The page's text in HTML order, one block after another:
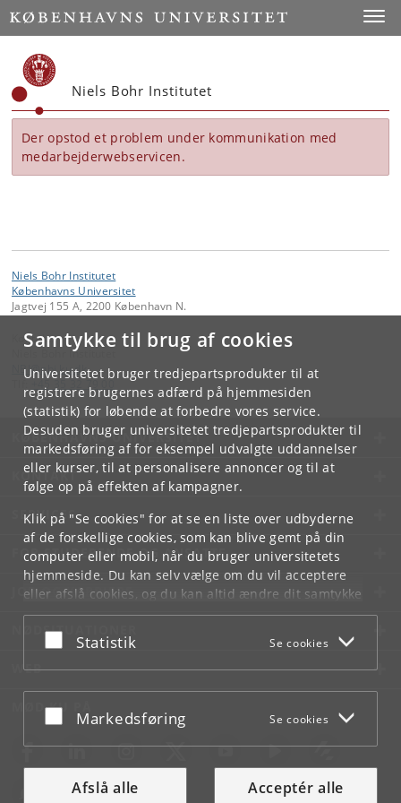
Samtykke til brug af cookies
Universitetet bruger tredjepartsprodukter til at
registrere brugernes adfærd på hjemmesiden
(statistik) for løbende at forbedre vores service.
Desuden bruger universitetet tredjepartsprodukter til
markedsføring af for eksempel udvalgte uddannelser
eller kurser, til at personalisere annoncer og til at
følge op på effekten af kampagner.
Klik på "Se cookies" for at se en liste over udbyderne
af de forskellige cookies, som kan blive gemt på din
computer eller mobil, når du bruger universitetets
hjemmeside. Du kan selv vælge om du vil acceptere
eller afslå cookies, og du kan altid ændre dit samtykke
underCookie- og privatlivspolitiksom du finder i
bunden af hver side.
Acceptér eller afslå
Statistik Se cookies
Acceptér eller afslå
Markedsføring Se cookies
Afslå alle Acceptér alle
Start
Niels Bohr Institutet
Der opstod et problem under kommunikation med
medarbejderwebservicen.
Niels Bohr Institutet
Københavns Universitet
Jagtvej 155 A, 2200 København N.
Kontakt:
Niels Bohr Institutet
NBI@ nbi ku.dk
KØBENHAVNS UNIVERSITET
KONTAKT
SERVICES
FOR STUDERENDE OG ANSATTE
JOB OG KARRIERE
NØDSITUATIONER
WEB
MØD KU PÅ